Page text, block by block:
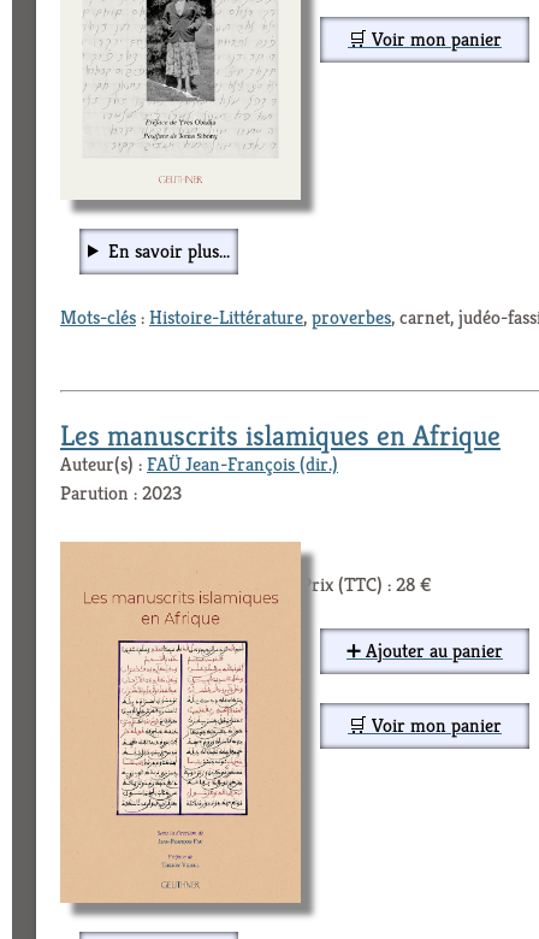
🛒 Voir mon panier
En savoir plus...
Mots-clés:Histoire-Littérature,proverbes, carnet, judéo-
Les manuscrits islamiques en Afrique
Auteur(s) :FAÜ Jean-François (dir.)
Parution : 2023
Prix (TTC) : 28 €
➕ Ajouter au panier
🛒 Voir mon panier